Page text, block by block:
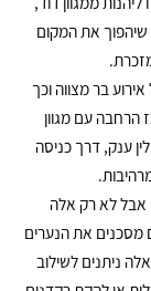
שיהפוך את המקום
בר מצווה וכך
הרחבה עם מגוון
ענק, דרך כניסה
אבל לא רק אלה
מסכנים את הנערים
ניתנים לשילוב